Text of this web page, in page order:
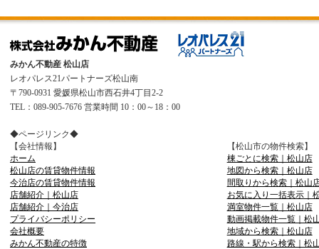
みかん不動産 松山店
レオパレス21パートナーズ松山南
〒790-0931 愛媛県松山市西石井4丁目2-2
TEL：089-905-7676 営業時間 10：00～18：00
◆ページリンク◆
【会社情報】
ホーム
松山店の賃貸物件情報
今治店の賃貸物件情報
店舗紹介｜松山店
店舗紹介｜今治店
プライバシーポリシー
会社概要
みかん不動産の特徴
【松山市の物件検索】
棟ごとに検索｜松山店
地図から検索｜松山店
間取りから検索｜松山
お気に入り一括表示｜
満室物件一覧｜松山店
動画掲載物件一覧｜松
地域から検索｜松山店
路線・駅から検索｜松